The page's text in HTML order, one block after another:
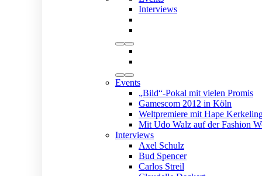
Interviews
Events
„Bild“-Pokal mit vielen Promis
Gamescom 2012 in Köln
Weltpremiere mit Hape
Mit Udo Walz auf der Fashion
Interviews
Axel Schulz
Bud Spencer
Carlos Streil